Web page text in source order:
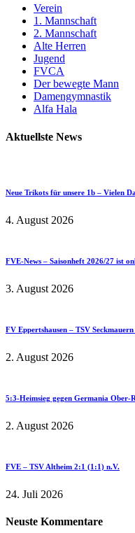
Verein
1. Mannschaft
2. Mannschaft
Alte Herren
Jugend
FVCA
Der bewegte Mann
Damengymnastik
Alfa Hala
Aktuellste News
Neue Trikots für unsere 1b – Vielen
4. August 2026
FVE-News – Saisonheft 2026/27 ist
3. August 2026
FV Eppertshausen – TSV
2. August 2026
5:3-Heimsieg gegen Germania Ober-
2. August 2026
FVE – TSV Altheim 2:1 (1:1) n.V.
24. Juli 2026
Neuste Kommentare